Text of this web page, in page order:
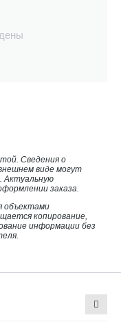
Сведения о
виде могут
Актуальную
заказа.
объектами
копирование,
информации без